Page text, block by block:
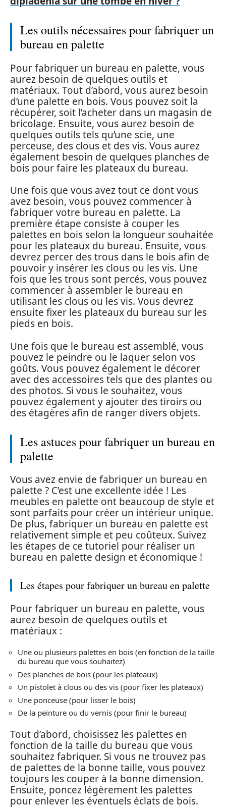
Les outils nécessaires pour fabriquer un
bureau en palette
Pour fabriquer un bureau en palette, vous
aurez besoin de quelques outils et
matériaux. Tout d’abord, vous aurez besoin
d’une palette en bois. Vous pouvez soit la
récupérer, soit l’acheter dans un magasin de
bricolage. Ensuite, vous aurez besoin de
quelques outils tels qu’une scie, une
perceuse, des clous et des vis. Vous aurez
également besoin de quelques planches de
bois pour faire les plateaux du bureau.
Une fois que vous avez tout ce dont vous
avez besoin, vous pouvez commencer à
fabriquer votre bureau en palette. La
première étape consiste à couper les
palettes en bois selon la longueur souhaitée
pour les plateaux du bureau. Ensuite, vous
devrez percer des trous dans le bois afin de
pouvoir y insérer les clous ou les vis. Une
fois que les trous sont percés, vous pouvez
commencer à assembler le bureau en
utilisant les clous ou les vis. Vous devrez
ensuite fixer les plateaux du bureau sur les
pieds en bois.
Une fois que le bureau est assemblé, vous
pouvez le peindre ou le laquer selon vos
goûts. Vous pouvez également le décorer
avec des accessoires tels que des plantes ou
des photos. Si vous le souhaitez, vous
pouvez également y ajouter des tiroirs ou
des étagères afin de ranger divers objets.
Les astuces pour fabriquer un bureau en
palette
Vous avez envie de fabriquer un bureau en
palette ? C’est une excellente idée ! Les
meubles en palette ont beaucoup de style et
sont parfaits pour créer un intérieur unique.
De plus, fabriquer un bureau en palette est
relativement simple et peu coûteux. Suivez
les étapes de ce tutoriel pour réaliser un
bureau en palette design et économique !
Les étapes pour fabriquer un bureau en palette
Pour fabriquer un bureau en palette, vous
aurez besoin de quelques outils et
matériaux :
Une ou plusieurs palettes en bois (en fonction de la taille
du bureau que vous souhaitez)
Des planches de bois (pour les plateaux)
Un pistolet à clous ou des vis (pour fixer les plateaux)
Une ponceuse (pour lisser le bois)
De la peinture ou du vernis (pour finir le bureau)
Tout d’abord, choisissez les palettes en
fonction de la taille du bureau que vous
souhaitez fabriquer. Si vous ne trouvez pas
de palettes de la bonne taille, vous pouvez
toujours les couper à la bonne dimension.
Ensuite, poncez légèrement les palettes
pour enlever les éventuels éclats de bois.